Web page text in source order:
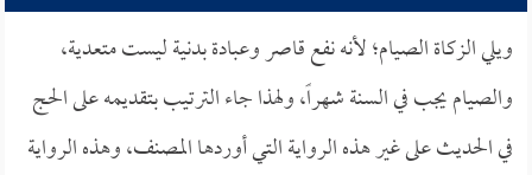
ويلي الزكاة الصيام؛ لأنه نفع قاصر وعبادة بدنية ليست متعدية،
والصيام يجب في السنة شهراً، ولهذا جاء الترتيب بتقديمه على الحج
في الحديث على غير هذه الرواية التي أوردها المصنف، وهذه الرواية